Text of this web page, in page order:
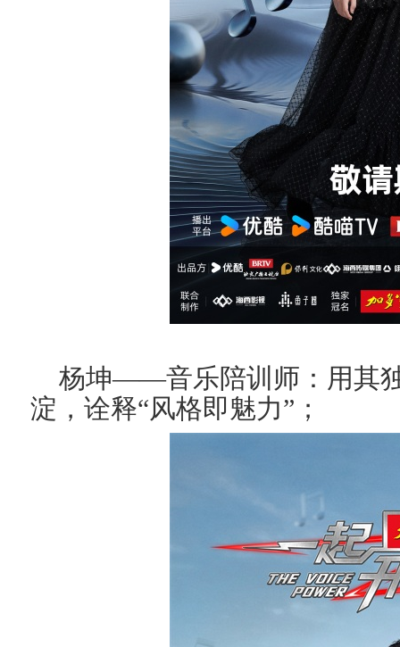
杨坤——音乐陪训师： 用其
淀，诠释“风格即魅力”；